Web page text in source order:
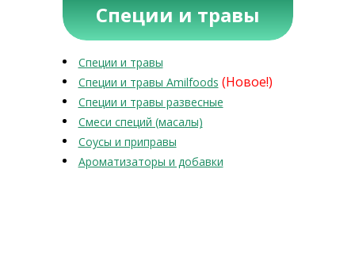
Специи и травы
Специи и травы
Специи и травы Amilfoods (Новое!)
Специи и травы развесные
Смеси специй (масалы)
Соусы и приправы
Ароматизаторы и добавки